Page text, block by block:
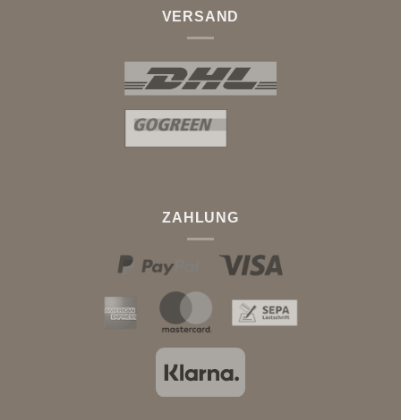
VERSAND
ZAHLUNG